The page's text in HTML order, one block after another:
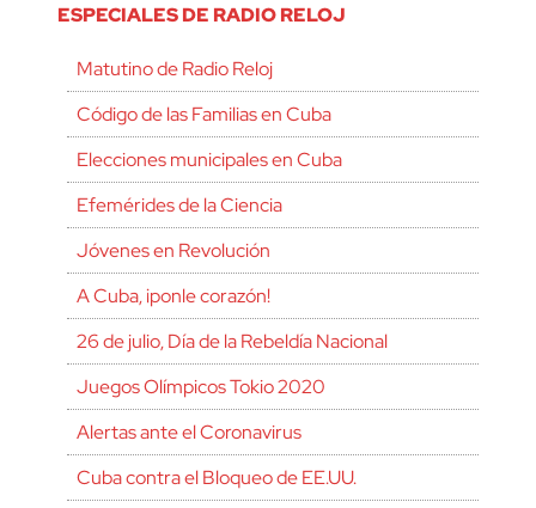
ESPECIALES DE RADIO RELOJ
Matutino de Radio Reloj
Código de las Familias en Cuba
Elecciones municipales en Cuba
Efemérides de la Ciencia
Jóvenes en Revolución
A Cuba, ¡ponle corazón!
26 de julio, Día de la Rebeldía Nacional
Juegos Olímpicos Tokio 2020
Alertas ante el Coronavirus
Cuba contra el Bloqueo de EE.UU.